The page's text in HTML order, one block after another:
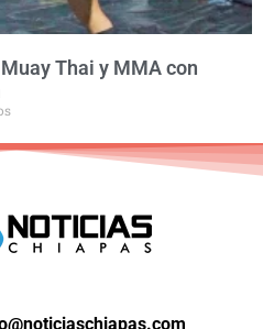
Thai y MMA con